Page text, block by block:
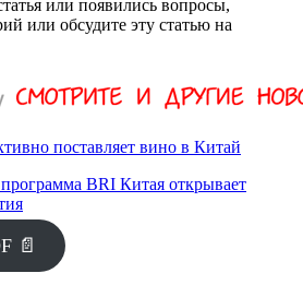
или появились вопросы,
или обсудите эту статью на
поставляет вино в Китай
BRI Китая открывает
📄